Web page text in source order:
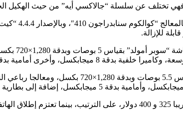
تختلف عن سلسلة “جالاكسي أيه” من حيث الهكيل
للإزالة.